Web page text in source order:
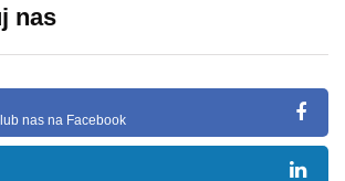
nas
nas na Facebook